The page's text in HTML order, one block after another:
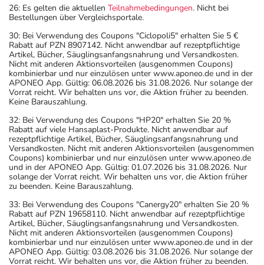
26: Es gelten die aktuellen Teilnahmebedingungen. Nicht bei
Bestellungen über Vergleichsportale.
30: Bei Verwendung des Coupons "Ciclopoli5" erhalten Sie 5 €
Rabatt auf PZN 8907142. Nicht anwendbar auf rezeptpflichtige
Artikel, Bücher, Säuglingsanfangsnahrung und Versandkosten.
Nicht mit anderen Aktionsvorteilen (ausgenommen Coupons)
kombinierbar und nur einzulösen unter www.aponeo.de und in der
APONEO App. Gültig: 06.08.2026 bis 31.08.2026. Nur solange der
Vorrat reicht. Wir behalten uns vor, die Aktion früher zu beenden.
Keine Barauszahlung.
32: Bei Verwendung des Coupons "HP20" erhalten Sie 20 %
Rabatt auf viele Hansaplast-Produkte. Nicht anwendbar auf
rezeptpflichtige Artikel, Bücher, Säuglingsanfangsnahrung und
Versandkosten. Nicht mit anderen Aktionsvorteilen (ausgenommen
Coupons) kombinierbar und nur einzulösen unter www.aponeo.de
und in der APONEO App. Gültig: 01.07.2026 bis 31.08.2026. Nur
solange der Vorrat reicht. Wir behalten uns vor, die Aktion früher
zu beenden. Keine Barauszahlung.
33: Bei Verwendung des Coupons "Canergy20" erhalten Sie 20 %
Rabatt auf PZN 19658110. Nicht anwendbar auf rezeptpflichtige
Artikel, Bücher, Säuglingsanfangsnahrung und Versandkosten.
Nicht mit anderen Aktionsvorteilen (ausgenommen Coupons)
kombinierbar und nur einzulösen unter www.aponeo.de und in der
APONEO App. Gültig: 03.08.2026 bis 31.08.2026. Nur solange der
Vorrat reicht. Wir behalten uns vor, die Aktion früher zu beenden.